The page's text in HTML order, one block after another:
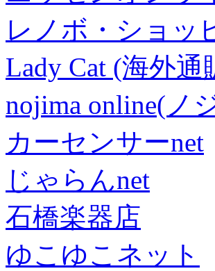
レノボ・ショ
Lady Cat (海外
nojima online(ノ
カーセンサーnet
じゃらんnet
石橋楽器店
ゆこゆこネット